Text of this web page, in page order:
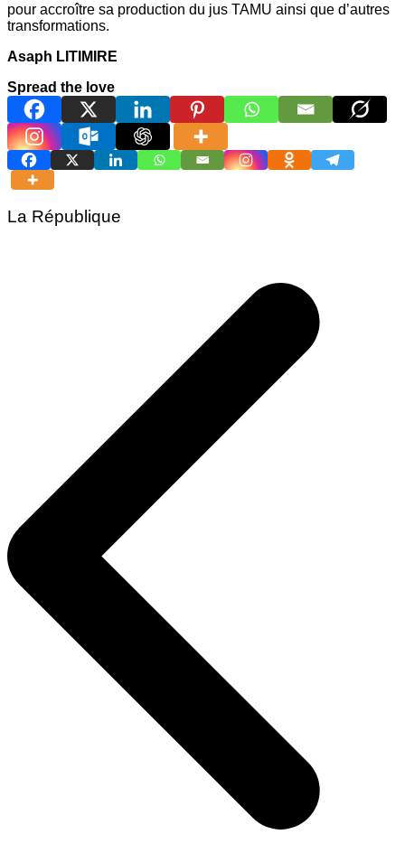
pour accroître sa production du jus TAMU ainsi que d’autres
transformations.
Asaph LITIMIRE
Spread the love
La République